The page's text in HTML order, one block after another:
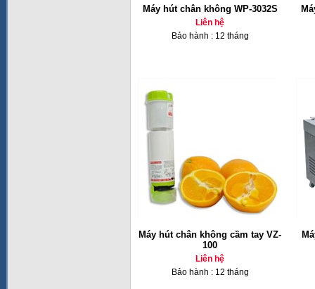
Máy hút chân không WP-3032S
Liên hệ
Bảo hành : 12 tháng
Máy hút chân không cầm tay VZ-
100
Liên hệ
Bảo hành : 12 tháng